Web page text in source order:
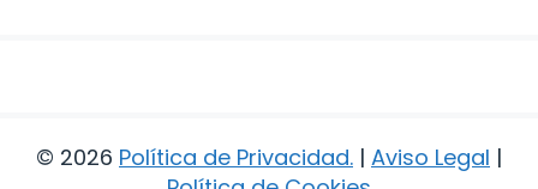
© 2026 Política de Privacidad. | Aviso Legal |